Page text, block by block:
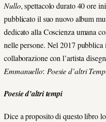
Nullo, spettacolo durato 40 ore
pubblicato il suo nuovo album
dedicato alla Coscienza umana
nelle persone. Nel 2017
collaborazione con l’artista
Emmanuello: Poesie d’altri
Poesie d’altri tempi
Dice a proposito di questo libro